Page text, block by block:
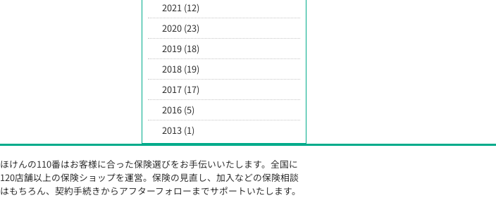
2021 (12)
2020 (23)
2019 (18)
2018 (19)
2017 (17)
2016 (5)
2013 (1)
ほけんの110番はお客様に合った保険選びをお手伝いいたします。全国に
120店舗以上の保険ショップを運営。保険の見直し、加入などの保険相談
はもちろん、契約手続きからアフターフォローまでサポートいたします。